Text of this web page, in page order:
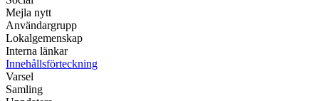
Mejla nytt
Användargrupp
Lokalgemenskap
Interna länkar
Innehållsförteckning
Varsel
Samling